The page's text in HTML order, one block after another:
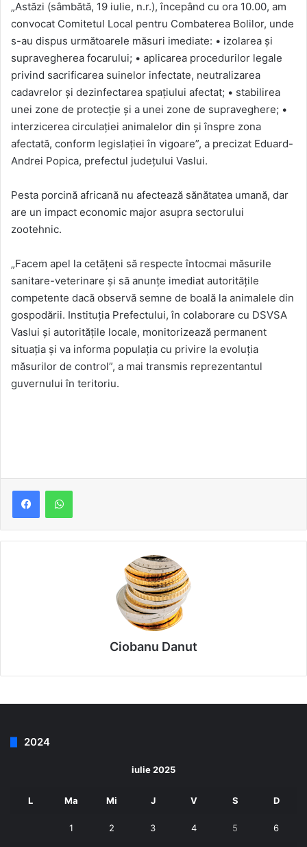
„Astăzi (sâmbătă, 19 iulie, n.r.), începând cu ora 10.00, am
convocat Comitetul Local pentru Combaterea Bolilor, unde
s-au dispus următoarele măsuri imediate: • izolarea și
supravegherea focarului; • aplicarea procedurilor legale
privind sacrificarea suinelor infectate, neutralizarea
cadavrelor și dezinfectarea spațiului afectat; • stabilirea
unei zone de protecție și a unei zone de supraveghere; •
interzicerea circulației animalelor din și înspre zona
afectată, conform legislației în vigoare”, a precizat Eduard-
Andrei Popica, prefectul județului Vaslui.
Pesta porcină africană nu afectează sănătatea umană, dar
are un impact economic major asupra sectorului
zootehnic.
„Facem apel la cetățeni să respecte întocmai măsurile
sanitare-veterinare și să anunțe imediat autoritățile
competente dacă observă semne de boală la animalele din
gospodării. Instituția Prefectului, în colaborare cu DSVSA
Vaslui și autoritățile locale, monitorizează permanent
situația și va informa populația cu privire la evoluția
măsurilor de control”, a mai transmis reprezentantul
guvernului în teritoriu.
Ciobanu Danut
2024
iulie 2025
L Ma Mi J V S D
1 2 3 4 5 6